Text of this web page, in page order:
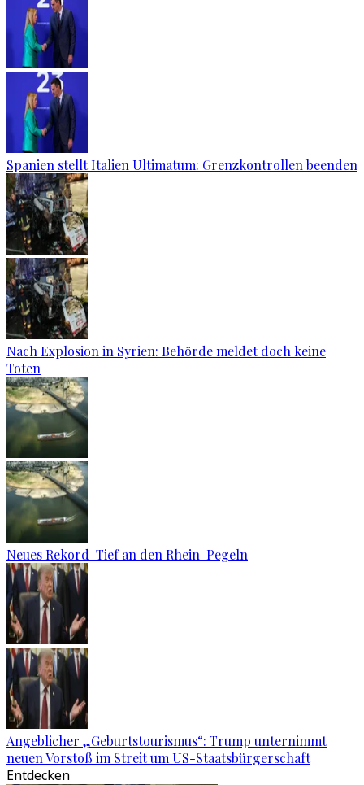
Spanien stellt Italien Ultimatum: Grenzkontrollen beenden
Nach Explosion in Syrien: Behörde meldet doch keine
Toten
Neues Rekord-Tief an den Rhein-Pegeln
Angeblicher „Geburtstourismus“: Trump unternimmt
neuen Vorstoß im Streit um US-Staatsbürgerschaft
Entdecken